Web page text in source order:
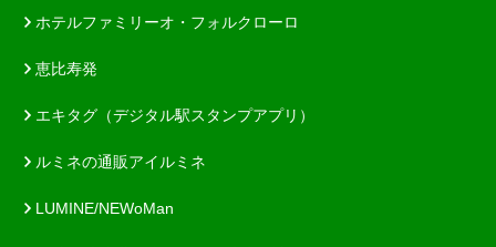
ホテルファミリーオ・フォルクローロ
恵比寿発
エキタグ（デジタル駅スタンプアプリ）
ルミネの通販アイルミネ
LUMINE/NEWoMan